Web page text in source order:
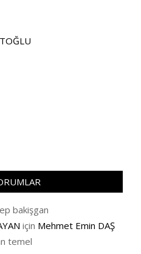
bakişgan
için Mehmet Emin DAŞ
temel